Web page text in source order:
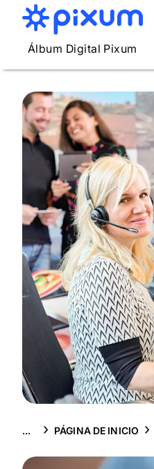
Álbum Digital Pixum
... PÁGINA DE INICIO